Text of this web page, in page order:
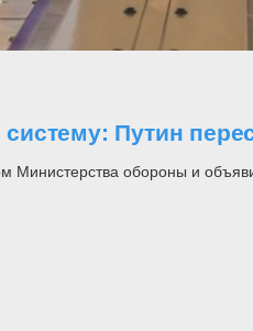
Путин
Министерства обороны и